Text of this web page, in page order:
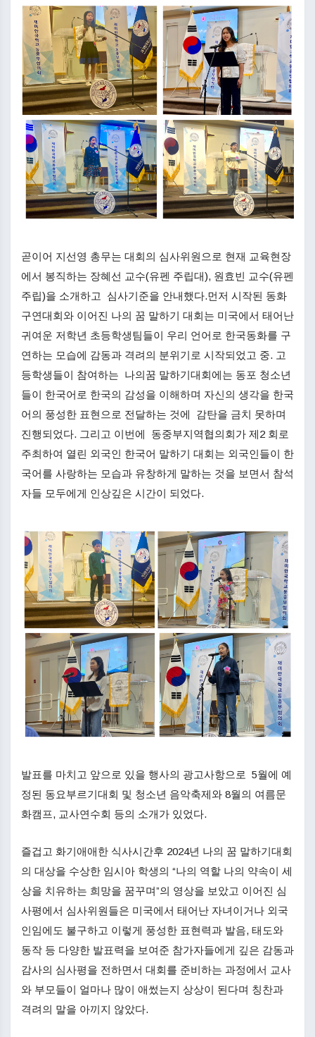
곧이어 지선영 총무는 대회의 심사위원으로 현재 교육현장
에서 봉직하는 장혜선 교수(유펜 주립대), 원효빈 교수(유펜
주립)을 소개하고 심사기준을 안내했다.먼저 시작된 동화
구연대회와 이어진 나의 꿈 말하기 대회는 미국에서 태어난
귀여운 저학년 초등학생팀들이 우리 언어로 한국동화를 구
연하는 모습에 감동과 격려의 분위기로 시작되었고 중. 고
등학생들이 참여하는 나의꿈 말하기대회에는 동포 청소년
들이 한국어로 한국의 감성을 이해하며 자신의 생각을 한국
어의 풍성한 표현으로 전달하는 것에 감탄을 금치 못하며
진행되었다. 그리고 이번에 동중부지역협의회가 제2 회로
주최하여 열린 외국인 한국어 말하기 대회는 외국인들이 한
국어를 사랑하는 모습과 유창하게 말하는 것을 보면서 참석
자들 모두에게 인상깊은 시간이 되었다.
발표를 마치고 앞으로 있을 행사의 광고사항으로 5월에 예
정된 동요부르기대회 및 청소년 음악축제와 8월의 여름문
화캠프, 교사연수회 등의 소개가 있었다.
즐겁고 화기애애한 식사시간후 2024년 나의 꿈 말하기대회
의 대상을 수상한 임시아 학생의 “나의 역할 나의 약속이 세
상을 치유하는 희망을 꿈꾸며”의 영상을 보았고 이어진 심
사평에서 심사위원들은 미국에서 태어난 자녀이거나 외국
인임에도 불구하고 이렇게 풍성한 표현력과 발음, 태도와
동작 등 다양한 발표력을 보여준 참가자들에게 깊은 감동과
감사의 심사평을 전하면서 대회를 준비하는 과정에서 교사
와 부모들이 얼마나 많이 애썼는지 상상이 된다며 칭찬과
격려의 말을 아끼지 않았다.